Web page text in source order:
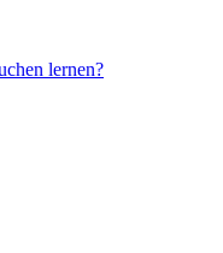
lernen?